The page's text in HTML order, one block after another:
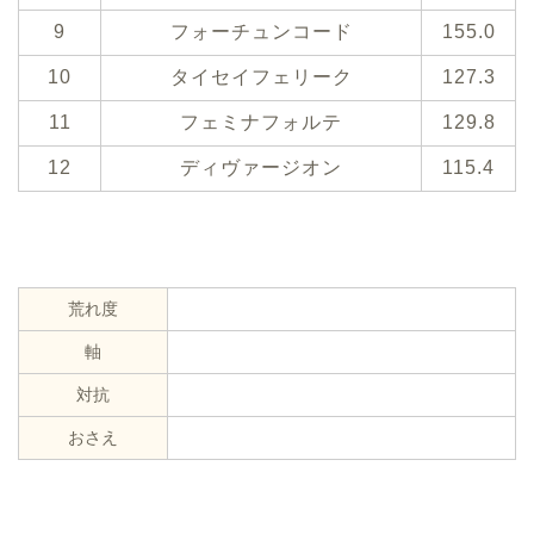
9 フォーチュンコード 155.0
10 タイセイフェリーク 127.3
11 フェミナフォルテ 129.8
12 ディヴァージオン 115.4
荒れ度
軸
対抗
おさえ